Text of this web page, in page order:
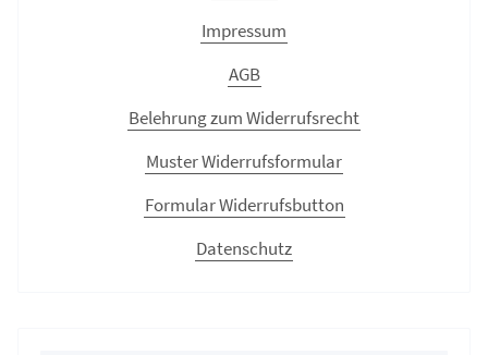
Impressum
AGB
Belehrung zum Widerrufsrecht
Muster Widerrufsformular
Formular Widerrufsbutton
Datenschutz